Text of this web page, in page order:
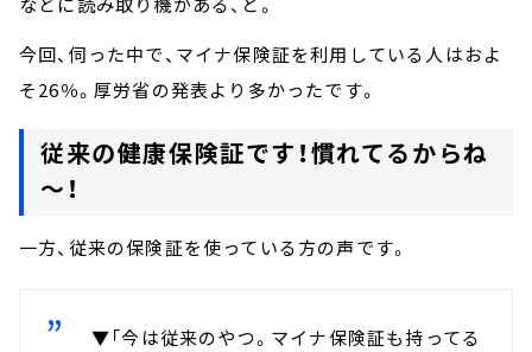
今回、伺った中で、マイナ保険証を利用している人はおよ
そ26％。厚労省の発表より多かったです。
従来の健康保険証です！慣れてるからね
～！
一方、従来の保険証を使っている方の声です。
▼「今は従来のやつ。マイナ保険証も持ってる